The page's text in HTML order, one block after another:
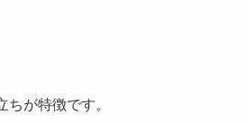
が特徴です。